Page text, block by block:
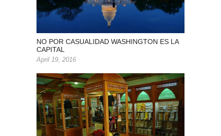
NO POR CASUALIDAD WASHINGTON ES LA
CAPITAL
April 19, 2016